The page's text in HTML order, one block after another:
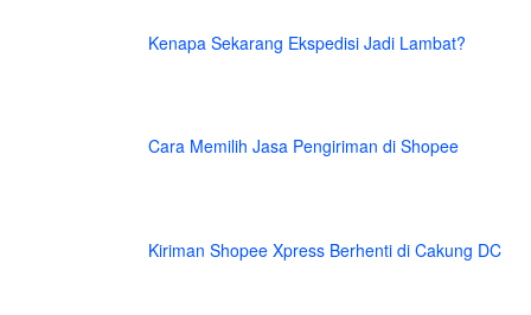
Kenapa Sekarang Ekspedisi Jadi Lambat?
Cara Memilih Jasa Pengiriman di Shopee
Kiriman Shopee Xpress Berhenti di Cakung DC